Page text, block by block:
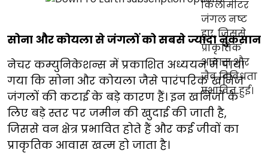
सोना और कोयला से जंगलों को सबसे ज्यादा नुकसान
नेचर कम्युनिकेशन्स में प्रकाशित अध्ययन में पाया
गया कि सोना और कोयला जैसे पारंपरिक खनिज
जंगलों की कटाई के बड़े कारण हैं। इन खनिजों के
लिए बड़े स्तर पर जमीन की खुदाई की जाती है,
जिससे वन क्षेत्र प्रभावित होते हैं और कई जीवों का
प्राकृतिक आवास खत्म हो जाता है।